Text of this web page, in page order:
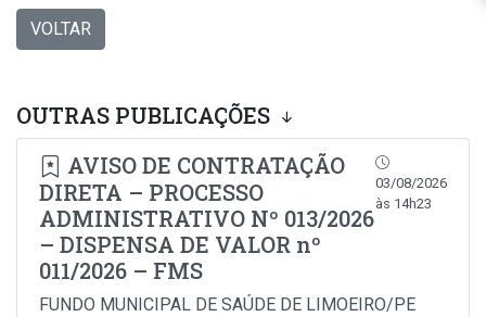
VOLTAR
OUTRAS PUBLICAÇÕES
AVISO DE CONTRATAÇÃO
DIRETA – PROCESSO
ADMINISTRATIVO Nº 013/2026
– DISPENSA DE VALOR nº
011/2026 – FMS
03/08/2026
às 14h23
FUNDO MUNICIPAL DE SAÚDE DE LIMOEIRO/PE